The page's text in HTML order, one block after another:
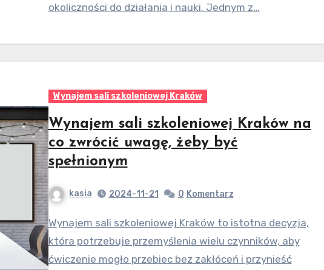
okoliczności do działania i nauki. Jednym z…
Wynajem sali szkoleniowej Kraków
Wynajem sali szkoleniowej Kraków na
co zwrócić uwagę, żeby być
spełnionym
kasia 2024-11-21 0 Komentarz
Wynajem sali szkoleniowej Kraków to istotna decyzja,
która potrzebuje przemyślenia wielu czynników, aby
ćwiczenie mogło przebiec bez zakłóceń i przynieść